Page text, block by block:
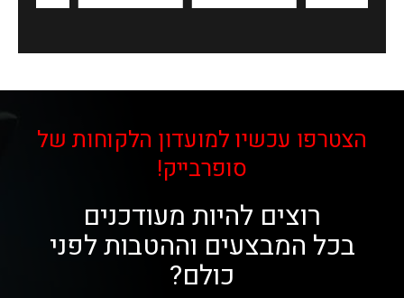
הצטרפו עכשיו למועדון הלקוחות של
סופרבייק!
רוצים להיות מעודכנים
בכל המבצעים וההטבות לפני
כולם?